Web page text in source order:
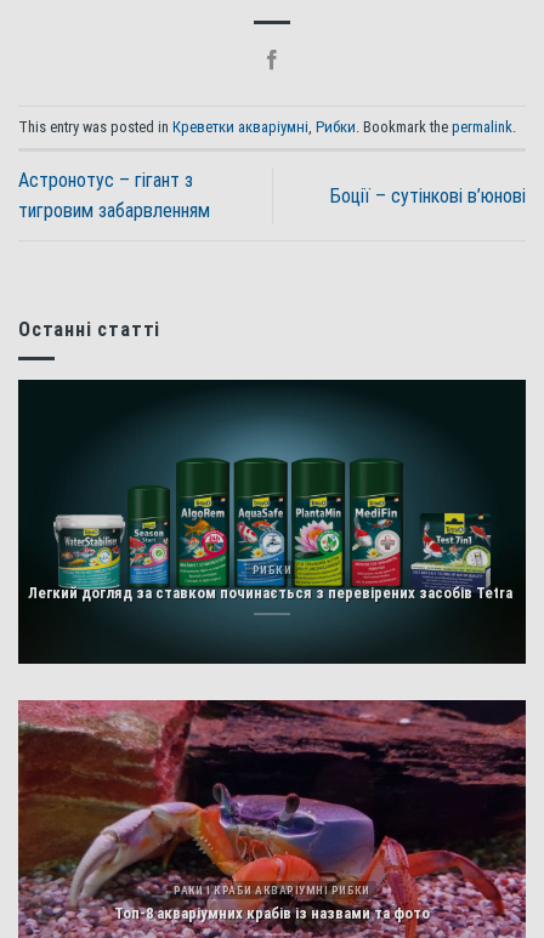
This entry was posted in Креветки акваріумні Рибки . Bookmark the permalink
Астронотус – гігант з
тигровим забарвленням
Боції – сутінкові в’юнові
Останні статті
РИБКИ
Легкий догляд за ставком починається з перевірених засобів Tetra
РАКИ І КРАБИ АКВАРІУМНІ РИБКИ
Топ-8 акваріумних крабів із назвами та фото